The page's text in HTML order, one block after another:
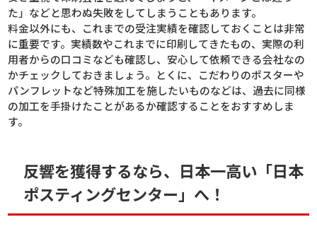
た」などと思わぬ失敗をしてしまうこともあります。
料金以外にも、これまでの受注実績を確認しておくことは非常
に重要です。実績数やこれまでに印刷してきたもの、実際の利
用者からの口コミなども確認し、安心して依頼できる会社なの
かチェックしておきましょう。とくに、こだわりのポスターや
パンフレットなど特殊加工を施したいものなどは、過去に同様
の加工を手掛けたことがあるか確認することをおすすめしま
す。
反響を獲得するなら、日本一高い「日本
ポスティングセンター」へ！